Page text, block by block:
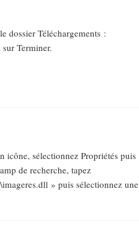
dossier Téléchargements :
Terminer.
icône, sélectionnez Propriétés puis
de recherche, tapez
» puis sélectionnez une